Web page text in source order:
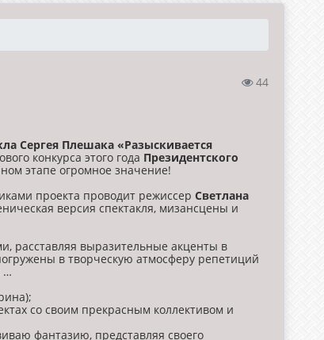
44
Сергея Плешака «Разыскивается
конкурса этого года Президентского
этапе огромное значение!
проекта проводит режиссерСветлана
версия спектакля, мизансцены и
расставляя выразительные акценты в
в творческую атмосферу репетиций
…
со своим прекрасным коллективом и
фантазию, представляя своего